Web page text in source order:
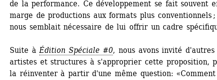
de la performance. Ce développement se fait souvent
marge de productions aux formats plus conventionnels
nous semblait nécessaire de lui offrir un cadre
Suite à Édition Spéciale #0, nous avons invité d'autres
artistes et structures à s'approprier cette proposition,
la réinventer à partir d'une même question: